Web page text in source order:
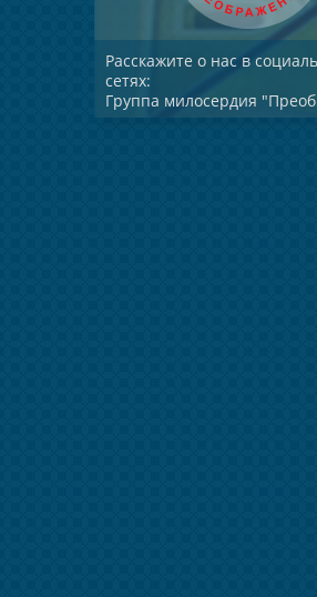
Расскажите о нас в
сетях:
Группа милосердия